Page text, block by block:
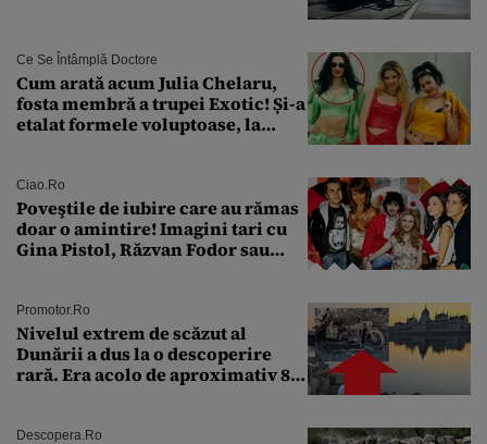
Ce Se Întâmplă Doctore
Cum arată acum Julia Chelaru,
fosta membră a trupei Exotic! Și-a
etalat formele voluptoase, la
Ciao.ro
Poveştile de iubire care au rămas
doar o amintire! Imagini tari cu
Gina Pistol, Răzvan Fodor sau
Promotor.ro
Nivelul extrem de scăzut al
Dunării a dus la o descoperire
rară. Era acolo de aproximativ 80
Descopera.ro